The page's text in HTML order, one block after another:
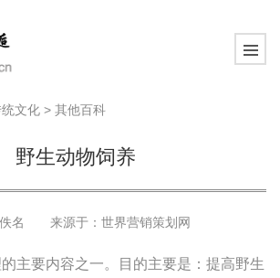
文化 > 其他百科
野生动物饲养
佚名 来源于： 世界营销策划网
主要内容之一。目的主要是：提高野生